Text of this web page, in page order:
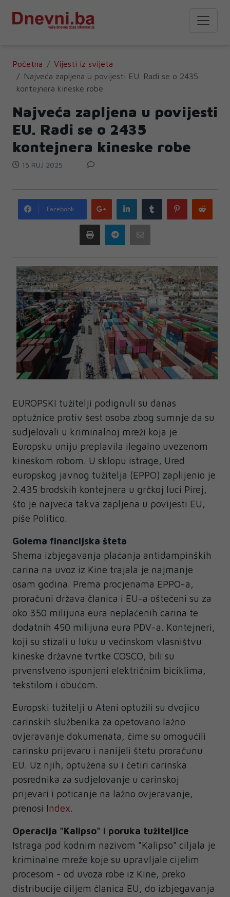
Početna
Vijesti iz svijeta
Najveća zapljena u povijesti EU. Radi se o 2435
kontejnera kineske robe
Najveća zapljena u povijesti
EU. Radi se o 2435
kontejnera kineske robe
15 RUJ 2025
Facebook
Google
plus
LinkedIn Tumblr Pinterest
Print Telegram
EUROPSKI tužitelji podignuli su danas
optužnice protiv šest osoba zbog sumnje da su
sudjelovali u kriminalnoj mreži koja je
Europsku uniju preplavila ilegalno uvezenom
kineskom robom. U sklopu istrage, Ured
europskog javnog tužitelja (EPPO) zaplijenio je
2.435 brodskih kontejnera u grčkoj luci Pirej,
što je najveća takva zapljena u povijesti EU,
piše Politico.
Golema financijska šteta
Shema izbjegavanja plaćanja antidampinških
carina na uvoz iz Kine trajala je najmanje
osam godina. Prema procjenama EPPO-a,
proračuni država članica i EU-a oštećeni su za
oko 350 milijuna eura neplaćenih carina te
dodatnih 450 milijuna eura PDV-a. Kontejneri,
koji su stizali u luku u većinskom vlasništvu
kineske državne tvrtke COSCO, bili su
prvenstveno ispunjeni električnim biciklima,
tekstilom i obućom.
Europski tužitelji u Ateni optužili su dvojicu
carinskih službenika za opetovano lažno
ovjeravanje dokumenata, čime su omogućili
carinsku prijevaru i nanijeli štetu proračunu
EU. Uz njih, optužena su i četiri carinska
posrednika za sudjelovanje u carinskoj
prijevari i poticanje na lažno ovjeravanje,
prenosi Index.
Operacija "Kalipso" i poruka tužiteljice
Istraga pod kodnim nazivom "Kalipso" ciljala je
kriminalne mreže koje su upravljale cijelim
procesom - od uvoza robe iz Kine, preko
distribucije diljem članica EU, do izbjegavanja